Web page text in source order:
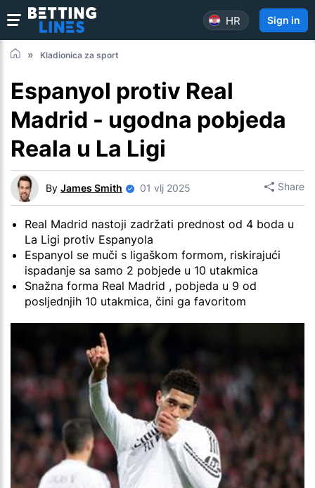
HR Sign in
Kladionica za sport
Espanyol protiv Real
Madrid - ugodna pobjeda
Reala u La Ligi
By James Smith 01 vlj 2025 Share
Real Madrid nastoji zadržati prednost od 4 boda u
La Ligi protiv Espanyola
Espanyol se muči s ligaškom formom, riskirajući
ispadanje sa samo 2 pobjede u 10 utakmica
Snažna forma Real Madrid , pobjeda u 9 od
posljednjih 10 utakmica, čini ga favoritom